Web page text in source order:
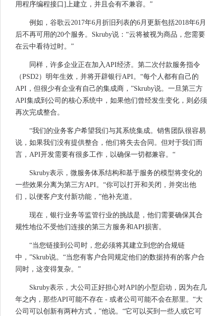
用程序编程接口]上建立，并且会有不兼容。”
例如，谷歌云2017年6月折旧列表的6月更新包括2018年6月
后不再可用的20个服务。Skruby说：“云将被视为商品，您需要
在云中看待过时。”
同样，许多企业正在加入API经济。第二次付款服务指令
（PSD2）明年生效，并将开辟银行API。“每个人都有自己的
API，但很少有企业有自己的集成商，”Skruby说。一旦第三方
API集成到公司的核心系统中，如果他们曾经发生变化，则必须
再次完成整合。
“我们的业务客户希望我们与其系统集成。销售团队很容易
说，如果我们没有提供整合，他们将失去合同。但对于我们而
言，API开发需要有很多工作，以确保一切都兼容。“
Skruby表示，微服务体系结构和基于服务的模型将变化的
一些效果分离为第三方API。“你可以打开和关闭，并突出他
们，以便客户支付新功能，”他补充道。
现在，银行业务等监管行业的挑战是，他们需要确保其合
规性地位不受他们连接的第三方服务和API损害。
“当您链接到公司时，您必须将其建立到您的合规链
中，”Skrub说。“当您有客户合同规定他们的数据持有的客户合
同时，这变得复杂。”
Skruby表示，大公司正好担心对API的小型启动，因为在几
年之内，那些API可能不存在 - 或者公司可能不会在那里。“大
公司可以创新有两种方式，”他说。“它可以买到一些人或它可